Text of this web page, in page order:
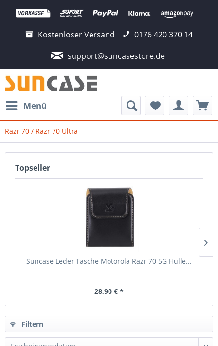
Kostenloser Versand
0176 420 370 14
support@suncasestore.de
Menü
Razr 70 / Razr 70 Ultra
Topseller
Suncase Leder Tasche Motorola Razr 70 5G Hülle...
28,90 € *
Filtern